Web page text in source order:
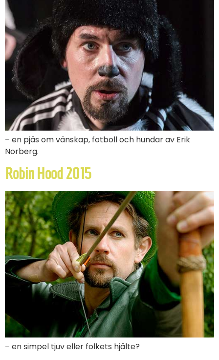
– en pjäs om vänskap, fotboll och hundar av Erik
Norberg.
Robin Hood 2015
– en simpel tjuv eller folkets hjälte?